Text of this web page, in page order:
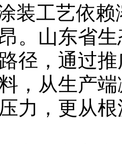
装工艺依
。山东省
径，通过
，从生产
力，更从